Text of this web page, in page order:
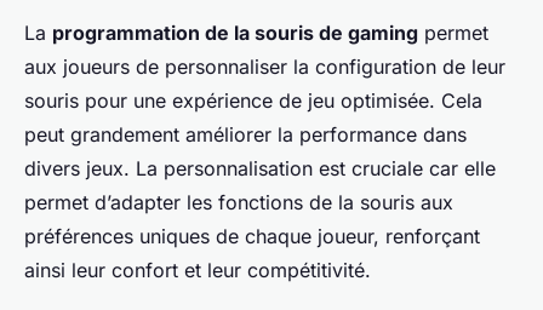
La programmation de la souris de gaming permet
aux joueurs de personnaliser la configuration de leur
souris pour une expérience de jeu optimisée. Cela
peut grandement améliorer la performance dans
divers jeux. La personnalisation est cruciale car elle
permet d’adapter les fonctions de la souris aux
préférences uniques de chaque joueur, renforçant
ainsi leur confort et leur compétitivité.